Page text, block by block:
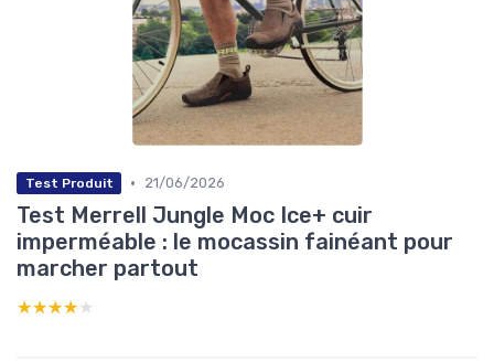
Test Produit • 21/06/2026
Test Merrell Jungle Moc Ice+ cuir
imperméable : le mocassin fainéant pour
marcher partout
★★★★★
★★★★★